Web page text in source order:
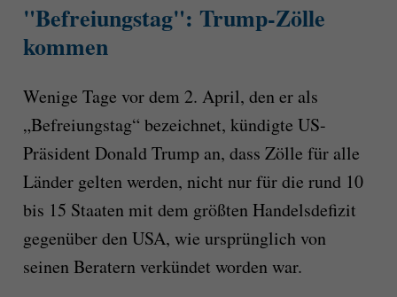
"Befreiungstag": Trump-Zölle
kommen
Wenige Tage vor dem 2. April, den er als
„Befreiungstag“ bezeichnet, kündigte US-
Präsident Donald Trump an, dass Zölle für alle
Länder gelten werden, nicht nur für die rund 10
bis 15 Staaten mit dem größten Handelsdefizit
gegenüber den USA, wie ursprünglich von
seinen Beratern verkündet worden war.